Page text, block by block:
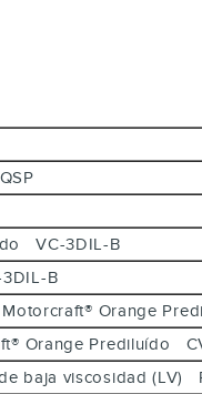
VC-3DIL-B
B
Orange
Orange Prediluído
baja viscosidad (LV)